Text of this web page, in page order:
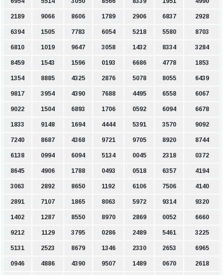
2189 9066 8606 1789 2906 6837 2928
6394 1505 7783 6054 5218 5580 8703
6810 1019 9647 3058 1432 8334 3284
8459 1543 1596 0193 6686 4778 1853
1354 8885 4325 2876 5078 8055 6439
9817 3954 4390 7688 4495 6558 6067
9022 1504 6893 1706 0592 6094 6678
1833 9148 1694 4444 5391 3570 9092
7240 8687 4368 9721 9705 8920 8744
6138 0994 6094 5134 0045 2318 0372
8645 4906 1788 0493 0518 6357 4194
3063 2892 8650 1192 6106 7506 4140
2891 7107 1865 8063 5972 9314 9320
1402 1287 8550 8970 2869 0052 6660
9212 1129 3795 0286 2489 5461 3225
5131 2523 8679 1346 2330 2653 6965
0946 4886 4390 9507 1489 0670 2618